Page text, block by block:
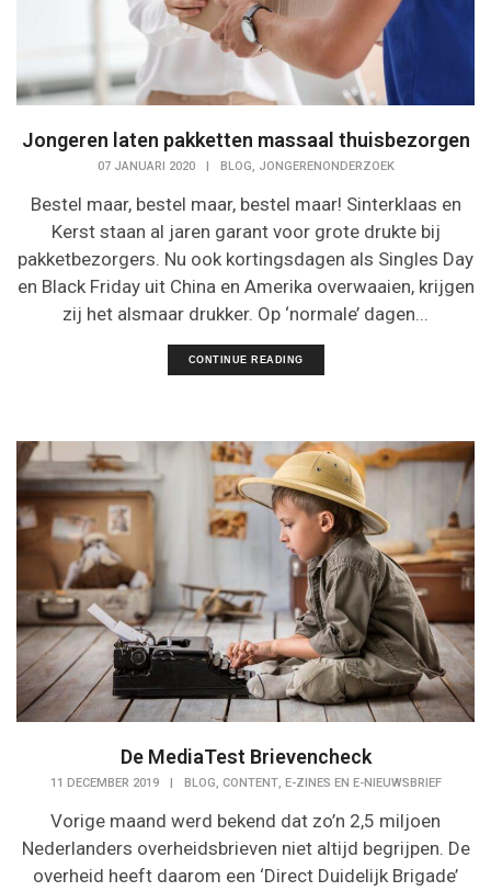
Jongeren laten pakketten massaal thuisbezorgen
07 JANUARI 2020 | BLOG, JONGERENONDERZOEK
Bestel maar, bestel maar, bestel maar! Sinterklaas en
Kerst staan al jaren garant voor grote drukte bij
pakketbezorgers. Nu ook kortingsdagen als Singles Day
en Black Friday uit China en Amerika overwaaien, krijgen
zij het alsmaar drukker. Op ‘normale’ dagen...
CONTINUE READING
De MediaTest Brievencheck
11 DECEMBER 2019 BLOG, CONTENT, E-ZINES EN E-NIEUWSBRIEF
Vorige maand werd bekend dat zo’n 2,5 miljoen
Nederlanders overheidsbrieven niet altijd begrijpen. De
overheid heeft daarom een ‘Direct Duidelijk Brigade’